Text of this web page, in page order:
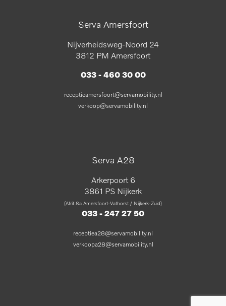
Serva Amersfoort
Nijverheidsweg-Noord 24
3812 PM Amersfoort
033 - 460 30 00
receptieamersfoort@servamobility.nl
verkoop@servamobility.nl
Serva A28
Arkerpoort 6
3861 PS Nijkerk
(Afrit 8a Amersfoort-Vathorst / Nijkerk-Zuid)
033 - 247 27 50
receptiea28@servamobility.nl
verkoopa28@servamobility.nl